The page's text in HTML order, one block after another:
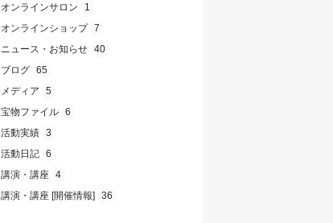
オンラインサロン
1
オンラインショップ 7
ニュース・お知らせ 40
ブログ 65
メディア
5
宝物ファイル 6
活動実績 3
活動日記 6
講演・講座 4
講演・講座 [開催情報] 36